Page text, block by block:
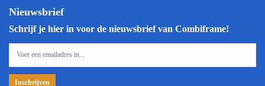
Nieuwsbrief
Schrijf je hier in voor de nieuwsbrief van Combiframe!